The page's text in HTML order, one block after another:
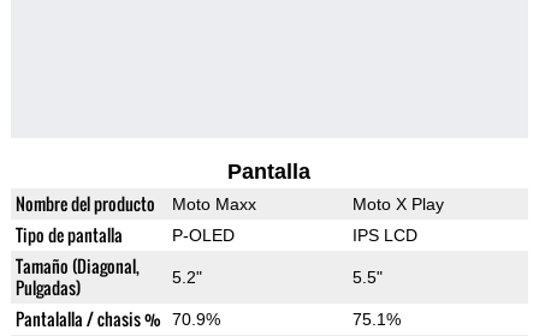
Pantalla
Nombre del producto Moto Maxx Moto X Play
Tipo de pantalla P-OLED IPS LCD
Tamaño (Diagonal,
Pulgadas)
5.2" 5.5"
Pantalalla / chasis % 70.9% 75.1%